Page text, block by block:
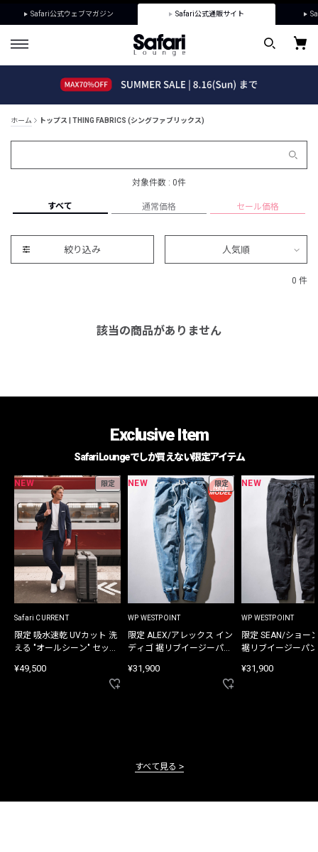
Safari公式ウェブマガジン Safari公式通販サイト
ホーム トップス | THING FABRICS (シングファブリックス)
対象件数 : 0件
すべて 通常価格 セール価格
絞り込み 人気順
0 件
該当の商品がありません
Exclusive Item
Safari Loungeでしか買えない限定アイテム
NEW 限定
Safari CURRENT
限定 吸水速乾 UVカット 洗
える "オールシーン" セット
¥49,500
NEW 限定
WP WESTPOINT
限定 ALEX/アレックス イン
ディゴ 裾リブイージーパン
¥31,900
NEW
WP WESTPOINT
限定 SEAN/ショー
裾リブイージーパ
¥31,900
すべて見る